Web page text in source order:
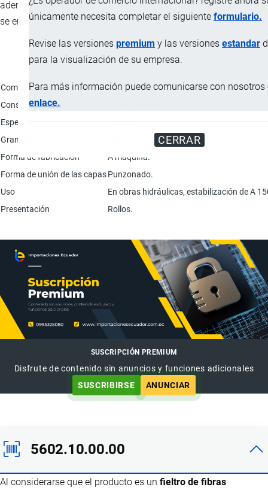
únicamente necesita completar el siguiente formulario.
Revise las versiones premium y las versiones estandar
para la visualización de su empresa.
Para más información puede comunicarse con nosotros
enlace.
CERRAR
además es resistente a los ataques biológicos y químicos que
se encuentran en el suelo.
Composición
100% fibras de polipropileno.
Construcción
Espesor
1.5 mm
Gramaje
Forma de fabricación
A maquina.
Forma de unión de las capasPunzonado.
Uso
En obras hidráulicas, estabilización de A
Presentación
Rollos.
SUSCRIPCIÓN PREMIUM
Disfrute de contenido sin anuncios y funciones adicionales
SUSCRIBIRSE
ANUNCIAR
5602.10.00.00
Al considerarse que el producto es un fieltro de fibras